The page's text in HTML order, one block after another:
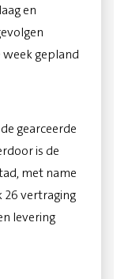
en
week gepland
gearceerde
is de
met name
26 vertraging
levering